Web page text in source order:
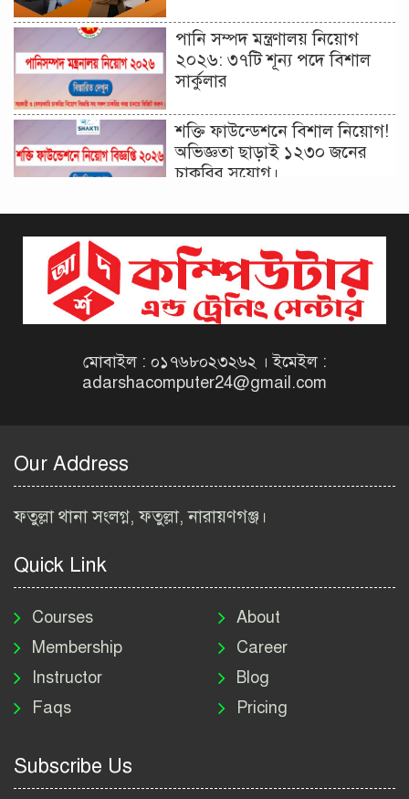
পানি সম্পদ মন্ত্রণালয় নিয়োগ
২০২৬: ৩৭টি শূন্য পদে বিশাল
সার্কুলার
শক্তি ফাউন্ডেশনে বিশাল নিয়োগ!
অভিজ্ঞতা ছাড়াই ১২৩০ জনের
চাকরির সুযোগ।
বিজ্ঞপ্তি ২০২৬ | Taxes Zone
Dinajpur Job Circular 2026
বেসরকারি সংস্থা সেতু (SETU)
Job Circular 2026
২০২৬ | BIWTA Job Circular
মাদকদ্রব্য নিয়ন্ত্রণ অধিদপ্তর
নিয়োগ বিজ্ঞপ্তি ২০২৬ | DNC
Job Circular 2026
পাসপোর্ট করতে কি কি লাগে
২০২৬ | ই-পাসপোর্ট আবেদন ও
মোবাইল : ০১৭৬৮০২৩২৬২ । ইমেইল :
adarshacomputer24@gmail.com
Our Address
ফতুল্লা থানা সংলগ্ন, ফতুল্লা, নারায়ণগঞ্জ।
Quick Link
Courses
Membership
Instructor
Faqs
About
Career
Blog
Pricing
Subscribe Us